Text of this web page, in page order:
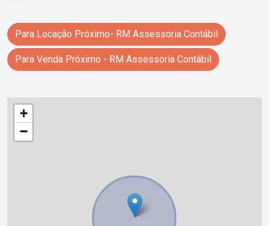
Para Locação Próximo- RM Assessoria Contábil
Para Venda Próximo - RM Assessoria Contábil
+
−